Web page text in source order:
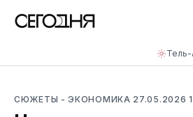
Тель-
СЮЖЕТЫ - ЭКОНОМИКА 27.05.2026